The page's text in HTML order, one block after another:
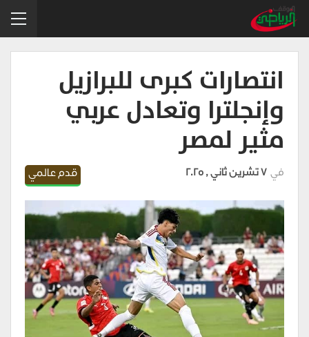
انتصارات كبرى للبرازيل
وإنجلترا وتعادل عربي
مثير لمصر
قدم عالمي في 7 تشرين ثاني , 2025